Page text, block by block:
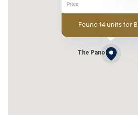
The Pano
Price
Found 14 units for